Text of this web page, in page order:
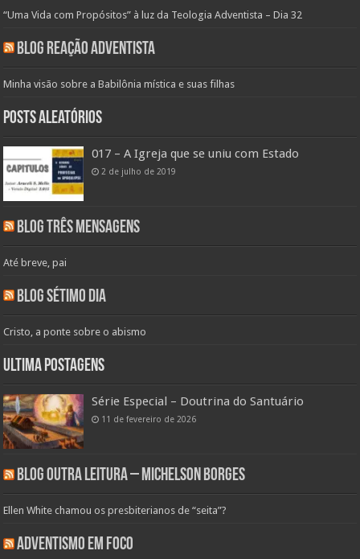
“Uma Vida com Propósitos” à luz da Teologia Adventista – Dia 32
Blog Reação Adventista
Minha visão sobre a Babilônia mística e suas filhas
Posts aleatórios
017 – A Igreja que se uniu com Estado
2 de julho de 2019
Blog Três Mensagens
Até breve, pai
Blog Sétimo Dia
Cristo, a ponte sobre o abismo
Ultima Postagens
Série Especial – Doutrina do Santuário
11 de fevereiro de 2026
Blog Outra Leitura – Michelson Borges
Ellen White chamou os presbiterianos de “seita”?
Adventismo em Foco